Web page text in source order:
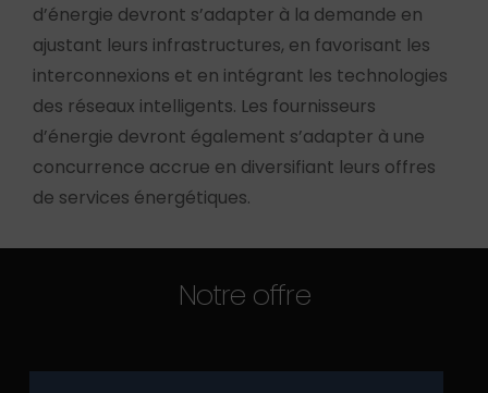
d’énergie devront s’adapter à la demande en
ajustant leurs infrastructures, en favorisant les
interconnexions et en intégrant les technologies
des réseaux intelligents. Les fournisseurs
d’énergie devront également s’adapter à une
concurrence accrue en diversifiant leurs offres
de services énergétiques.
Notre offre